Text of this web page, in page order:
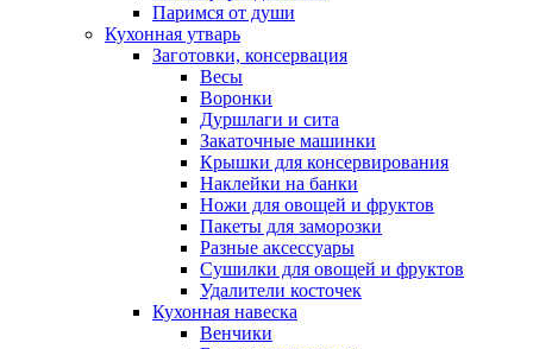
Паримся от души
Кухонная утварь
Заготовки, консервация
Весы
Воронки
Дуршлаги и сита
Закаточные машинки
Крышки для консервирования
Наклейки на банки
Ножи для овощей и фруктов
Пакеты для заморозки
Разные аксессуары
Сушилки для овощей и фруктов
Удалители косточек
Кухонная навеска
Венчики